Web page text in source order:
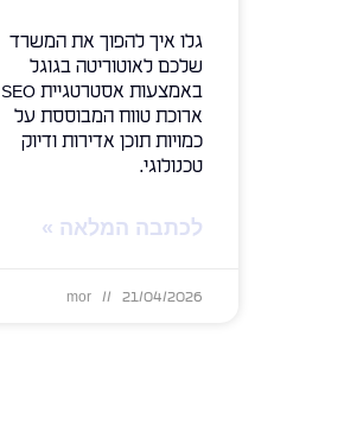
גלו איך להפוך את המשרד
שלכם לאוטוריטה בגוגל
באמצעות אסטרטגיית SEO
ארוכת טווח המבוססת על
כמויות תוכן אדירות ודיוק
טכנולוגי.
לכתבה המלאה »
mor 21/04/2026